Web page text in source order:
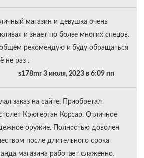
магазин и девушка очень
и знает по более многих спецов.
рекомендую и буду обращаться
не раз .
s178mr 3 июля, 2023 в 6:09 пп
заказ на сайте. Приобретал
Крюгерган Корсар. Отличное
оружие. Полностью доволен
после длительного срока
магазина работает слаженно.